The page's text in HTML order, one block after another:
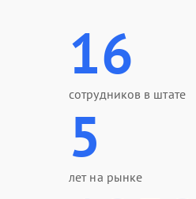
16
сотрудников в штате
5
лет на рынке